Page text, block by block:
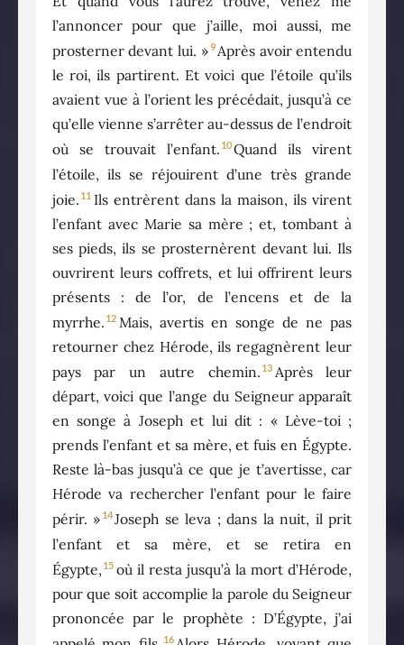
l’annoncer pour que j’aille, moi aussi, me
prosterner devant lui. »9Après avoir entendu
le roi, ils partirent. Et voici que l’étoile qu’ils
avaient vue à l’orient les précédait, jusqu’à ce
qu’elle vienne s’arrêter au-dessus de l’endroit
où se trouvait l’enfant. 10Quand ils virent
l’étoile, ils se réjouirent d’une très grande
joie. 11 Ils entrèrent dans la maison, ils virent
l’enfant avec Marie sa mère ; et, tombant à
ses pieds, ils se prosternèrent devant lui. Ils
ouvrirent leurs coffrets, et lui offrirent leurs
présents : de l’or, de l’encens et de la
myrrhe. 12 Mais, avertis en songe de ne pas
retourner chez Hérode, ils regagnèrent leur
pays par un autre chemin. 13 Après leur
départ, voici que l’ange du Seigneur apparaît
en songe à Joseph et lui dit : « Lève-toi ;
prends l’enfant et sa mère, et fuis en Égypte.
Reste là-bas jusqu’à ce que je t’avertisse, car
Hérode va rechercher l’enfant pour le faire
périr. » 14Joseph se leva ; dans la nuit, il prit
l’enfant et sa mère, et se retira en
Égypte, 15 où il resta jusqu’à la mort d’Hérode,
pour que soit accomplie la parole du Seigneur
prononcée par le prophète : D’Égypte, j’ai
16